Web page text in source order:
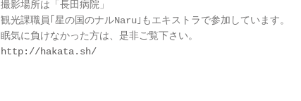
撮影場所は「長田病院」
観光課職員｢星の国のナルNaru｣もエキストラで参加しています。
眠気に負けなかった方は、是非ご覧下さい。
http://hakata.sh/